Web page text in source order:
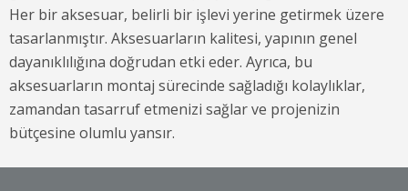
Her bir aksesuar, belirli bir işlevi yerine getirmek üzere
tasarlanmıştır. Aksesuarların kalitesi, yapının genel
dayanıklılığına doğrudan etki eder. Ayrıca, bu
aksesuarların montaj sürecinde sağladığı kolaylıklar,
zamandan tasarruf etmenizi sağlar ve projenizin
bütçesine olumlu yansır.